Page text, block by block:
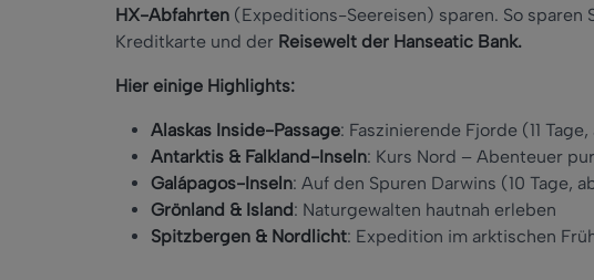
HX-Abfahrten (Expeditions-Seereisen) sparen. So
Kreditkarte und der Reisewelt der Hanseatic Bank.
Hier einige Highlights:
Alaskas Inside-Passage: Faszinierende Fjorde (11
Antarktis & Falkland-Inseln: Kurs Nord – Abenteuer
Galápagos-Inseln: Auf den Spuren Darwins (10 Tage,
Grönland & Island: Naturgewalten hautnah erleben
Spitzbergen & Nordlicht: Expedition im arktischen